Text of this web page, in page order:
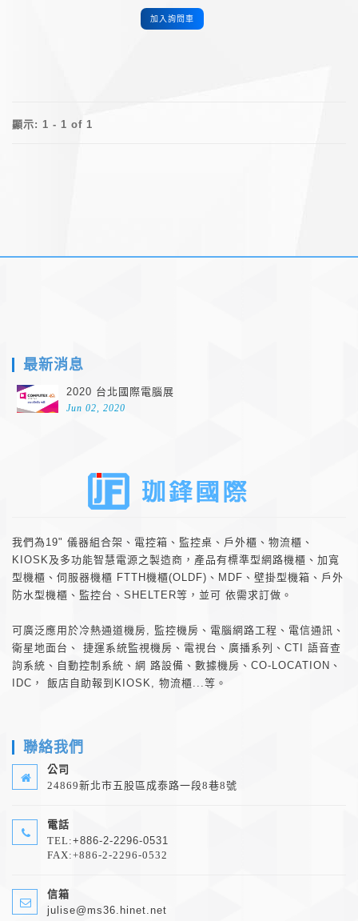
加入詢問車
顯示: 1 - 1 of 1
最新消息
2020 台北國際電腦展
Jun 02, 2020
我們為19" 儀器組合架、電控箱、監控桌、戶外櫃、物流櫃、
KIOSK及多功能智慧電源之製造商，產品有標準型網路機櫃、加寬
型機櫃、伺服器機櫃 FTTH機櫃(OLDF)、MDF、壁掛型機箱、戶外
防水型機櫃、監控台、SHELTER等，並可 依需求訂做。
可廣泛應用於冷熱通道機房, 監控機房、電腦網路工程、電信通訊、
衛星地面台、 捷運系統監視機房、電視台、廣播系列、CTI 語音查
訽系統、自動控制系統、網 路設備、數據機房、CO-LOCATION、
IDC， 飯店自助報到KIOSK, 物流櫃...等。
聯絡我們
公司
24869新北市五股區成泰路一段8巷8號
電話
TEL:+886-2-2296-0531
FAX:+886-2-2296-0532
信箱
julise@ms36.hinet.net